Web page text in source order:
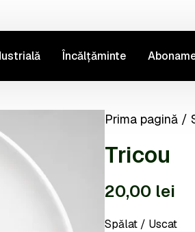
Încălțăminte
Prima pagină/
Tricou
20,00 lei
Spălat / Uscat